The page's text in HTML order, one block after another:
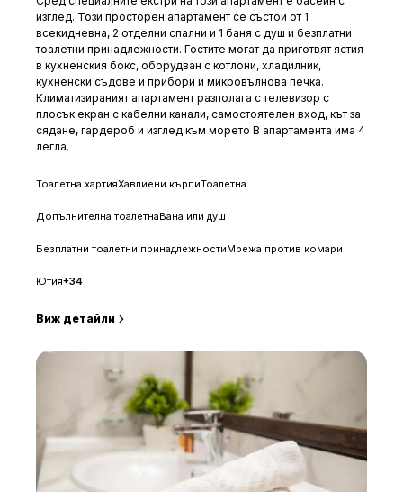
изглед. Този просторен апартамент се състои от 1
всекидневна, 2 отделни спални и 1 баня с душ и безплатни
тоалетни принадлежности. Гостите могат да приготвят ястия
в кухненския бокс, оборудван с котлони, хладилник,
кухненски съдове и прибори и микровълнова печка.
Климатизираният апартамент разполага с телевизор с
плосък екран с кабелни канали, самостоятелен вход, кът за
сядане, гардероб и изглед към морето В апартамента има 4
легла.
Тоалетна хартияХавлиени кърпиТоалетна
Допълнителна тоалетнаВана или душ
Безплатни тоалетни принадлежностиМрежа против комари
Ютия+34
Виж детайли